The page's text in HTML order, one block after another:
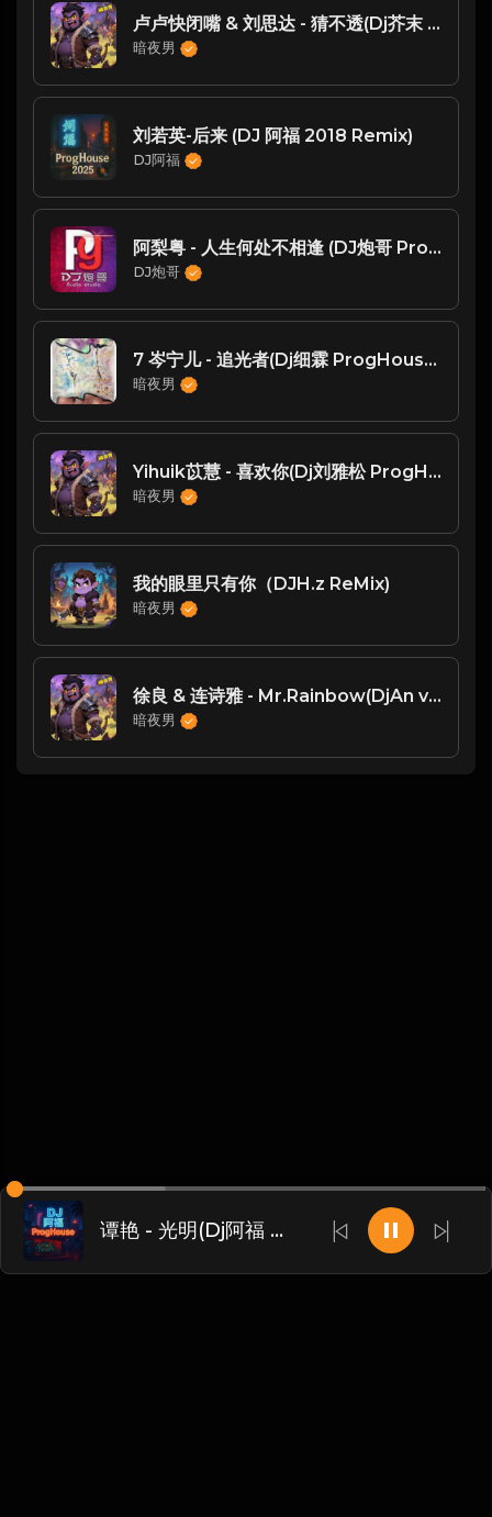
卢卢快闭嘴 & 刘思达 - 猜不透(Dj芥末 ProgHouse Rmx 2025)
暗夜男
刘若英-后来 (DJ 阿福 2018 Remix)
DJ阿福
阿梨粤 - 人生何处不相逢 (DJ炮哥 ProgHouse Rmx) 粤语
DJ炮哥
7 岑宁儿 - 追光者(Dj细霖 ProgHouse Rmx 2025 无心睡眠鼓) -
暗夜男
Yihuik苡慧 - 喜欢你(Dj刘雅松 ProgHouse Rmx 2023)
暗夜男
我的眼里只有你（DJH.z ReMix)
暗夜男
徐良 & 连诗雅 - Mr.Rainbow(DjAn vs Dj苏辛 ProgHouse Rmx 2025)
暗夜男
谭艳 - 光明(Dj阿福 ProgHouse Rmx 2017)